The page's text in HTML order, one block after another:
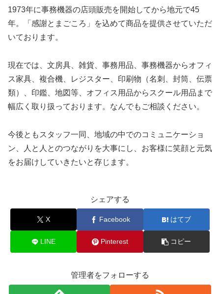
1973年に事務機器の店頭販売を開始してから地元で45
年。「感謝とまごころ」を込めて商品を提供させていただ
いております。
現在では、文房具、雑貨、事務用品、事務機器からオフィ
ス家具、複合機、レジスター、印刷物（名刺、封筒、伝票
類）、印鑑、地図等、オフィス用品からスクール用品まで
幅広く取り扱っております。なんでもご相談ください。
今後ともスタッフ一同、地域の中でのコミュニケーショ
ン、人と人とのつながりを大事にし、お客様に笑顔と元気
をお届けしていきたいと存じます。
シェアする
X Facebook はてブ
LINE Pinterest コピー
管理者をフォローする